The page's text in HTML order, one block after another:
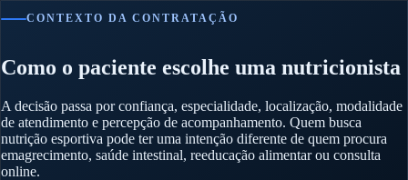
CONTEXTO DA CONTRATAÇÃO
Como o paciente escolhe uma nutricionista
A decisão passa por confiança, especialidade, localização, modalidade
de atendimento e percepção de acompanhamento. Quem busca
nutrição esportiva pode ter uma intenção diferente de quem procura
emagrecimento, saúde intestinal, reeducação alimentar ou consulta
online.